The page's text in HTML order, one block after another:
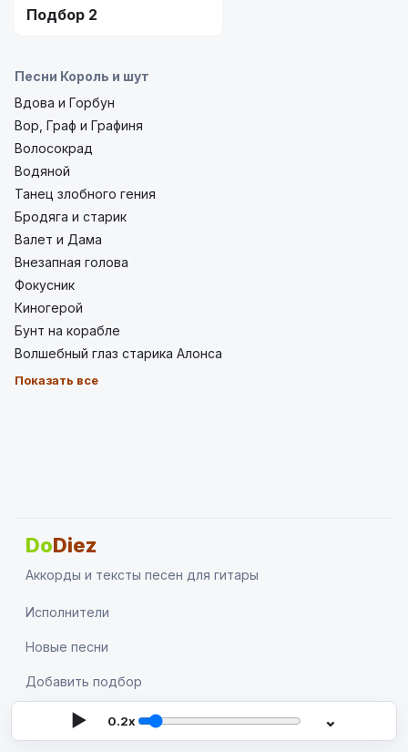
Подбор 2
Песни Король и шут
Вдова и Горбун
Вор, Граф и Графиня
Волосокрад
Водяной
Танец злобного гения
Бродяга и старик
Валет и Дама
Внезапная голова
Фокусник
Киногерой
Бунт на корабле
Волшебный глаз старика Алонса
Показать все
▶ 0.2x ⌄
DoDiez
Аккорды и тексты песен для гитары
Исполнители
Новые песни
Добавить подбор